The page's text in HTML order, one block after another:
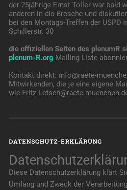
der 25jährige Ernst Toller war bald
anderen in die Bresche und
bei den Montags-Treffen der USPD
Schillerstr. 30
die offiziellen Seiten des plenumR
plenum-R.org Mailing-Liste
Kontakt direkt: info@raete-
Mitwirkenden, die je eine eigene
wie Fritz.Letsch@raete-
DATENSCHUTZ-ERKLÄRUNG
Diese Datenschutzerklärung klärt
Umfang und Zweck der